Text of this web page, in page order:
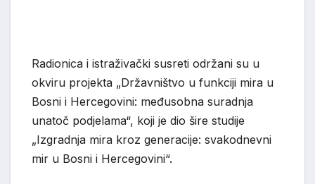
Radionica i istraživački susreti održani su u
okviru projekta „Državništvo u funkciji mira u
Bosni i Hercegovini: međusobna suradnja
unatoč podjelama“, koji je dio šire studije
„Izgradnja mira kroz generacije: svakodnevni
mir u Bosni i Hercegovini“.